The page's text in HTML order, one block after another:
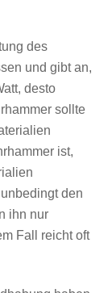
des
und gibt an,
desto
sollte
ist,
den
ihn nur
Fall reicht oft